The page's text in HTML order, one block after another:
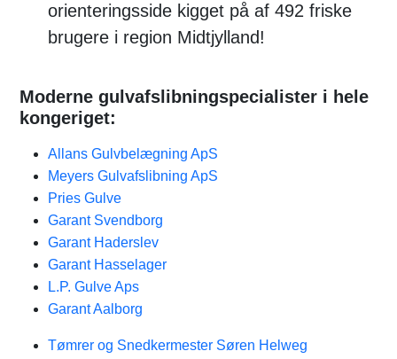
orienteringsside kigget på af 492 friske
brugere i region Midtjylland!
Moderne gulvafslibningspecialister i hele
kongeriget:
Allans Gulvbelægning ApS
Meyers Gulvafslibning ApS
Pries Gulve
Garant Svendborg
Garant Haderslev
Garant Hasselager
L.P. Gulve Aps
Garant Aalborg
Tømrer og Snedkermester Søren Helweg